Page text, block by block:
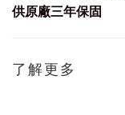
供原廠三年保固
了解更多